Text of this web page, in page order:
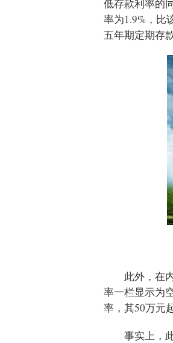
低存款利率的
率为1.9%，比
五年期定期存
此外，在
率一栏显示为
率，其50万元
事实上，